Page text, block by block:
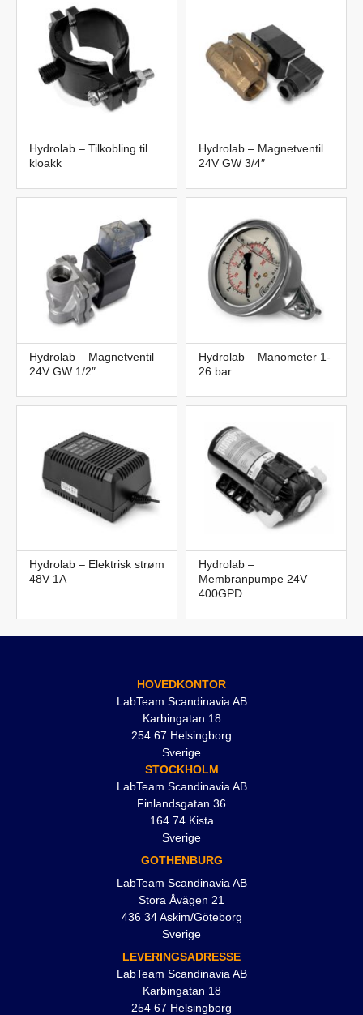
Hydrolab – Tilkobling til
kloakk
Hydrolab – Magnetventil
24V GW 3/4″
Hydrolab – Magnetventil
24V GW 1/2″
Hydrolab – Manometer 1-
26 bar
Hydrolab – Elektrisk strøm
48V 1A
Hydrolab –
Membranpumpe 24V
400GPD
HOVEDKONTOR
LabTeam Scandinavia AB
Karbingatan 18
254 67 Helsingborg
Sverige
STOCKHOLM
LabTeam Scandinavia AB
Finlandsgatan 36
164 74 Kista
Sverige
GOTHENBURG
LabTeam Scandinavia AB
Stora Åvägen 21
436 34 Askim/Göteborg
Sverige
LEVERINGSADRESSE
LabTeam Scandinavia AB
Karbingatan 18
254 67 Helsingborg